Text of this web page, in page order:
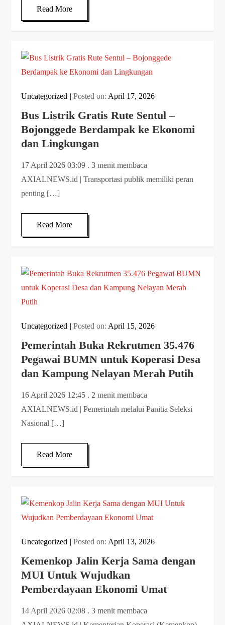
Read More
Uncategorized Posted on: April 17, 2026
Bus Listrik Gratis Rute Sentul –
Bojonggede Berdampak ke Ekonomi
dan Lingkungan
17 April 2026 03:09 . 3 menit membaca
AXIALNEWS.id | Transportasi publik memiliki peran
penting […]
Read More
Uncategorized Posted on: April 15, 2026
Pemerintah Buka Rekrutmen 35.476
Pegawai BUMN untuk Koperasi Desa
dan Kampung Nelayan Merah Putih
16 April 2026 12:45 . 2 menit membaca
AXIALNEWS.id | Pemerintah melalui Panitia Seleksi
Nasional […]
Read More
Uncategorized Posted on: April 13, 2026
Kemenkop Jalin Kerja Sama dengan
MUI Untuk Wujudkan
Pemberdayaan Ekonomi Umat
14 April 2026 02:08 . 3 menit membaca